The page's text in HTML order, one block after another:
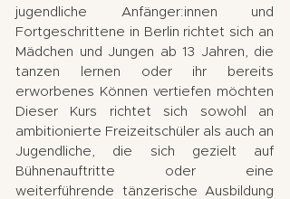
jugendliche Anfänger:innen und
Fortgeschrittene in Berlin richtet sich an
Mädchen und Jungen ab 13 Jahren, die
tanzen lernen oder ihr bereits
erworbenes Können vertiefen möchten
Dieser Kurs richtet sich sowohl an
ambitionierte Freizeitschüler als auch an
Jugendliche, die sich gezielt auf
Bühnenauftritte oder eine
weiterführende tänzerische Ausbildung